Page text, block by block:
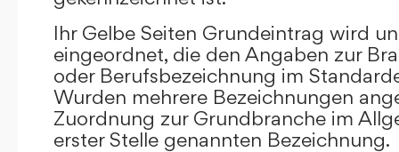
Ihr Gelbe Seiten Grundeintrag wird
eingeordnet, die den Angaben zur
oder Berufsbezeichnung im
Wurden mehrere Bezeichnungen
Zuordnung zur Grundbranche im
erster Stelle genannten Bezeichnung.